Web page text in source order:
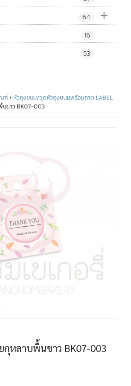
+
64
16
53
ฑ์/หัวถุงขนม/ชุดหัวถุงขนมพร้อมถาด LABEL
นขาว BK07-003
กุหลาบพื้นขาว BK07-003